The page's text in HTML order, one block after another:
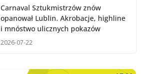
Carnaval Sztukmistrzów znów
opanował Lublin. Akrobacje, highline
i mnóstwo ulicznych pokazów
2026-07-22